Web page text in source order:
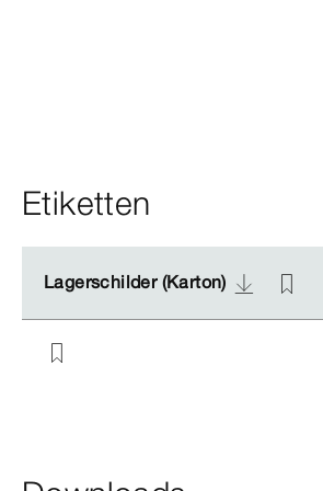
Etiketten
Lagerschilder (Karton)
Lagerschilder (Karton)